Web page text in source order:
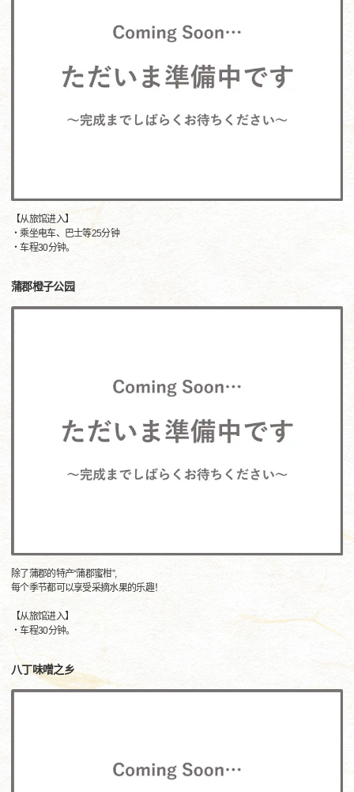
【从旅馆进入】
・乘坐电车、巴士等25分钟
・车程30分钟。
蒲郡橙子公园
除了蒲郡的特产“蒲郡蜜柑”,
每个季节都可以享受采摘水果的乐趣！
【从旅馆进入】
・车程30分钟。
八丁味噌之乡